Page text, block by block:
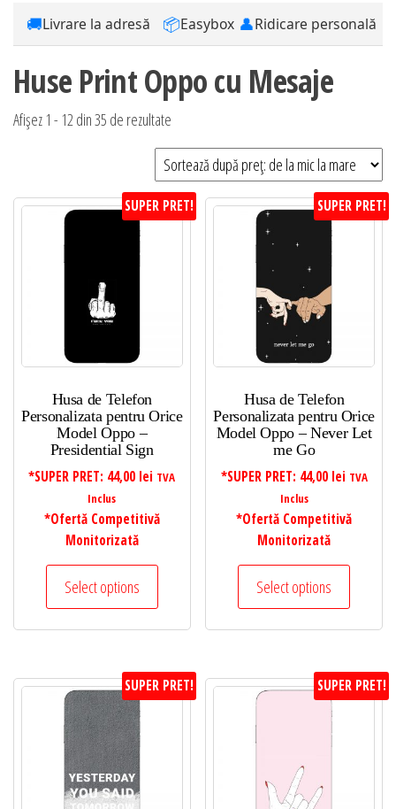
🚚Livrare la adresă 📦Easybox 👤Ridicare personală
Huse Print Oppo cu Mesaje
Afișez 1 - 12 din 35 de rezultate
după
preț:
de
la
SUPER PRET!
Husa de Telefon
Personalizata pentru Orice
Model Oppo –
Presidential Sign
*SUPER PRET: 44,00 lei TVA
Inclus
*Ofertă Competitivă
Monitorizată
Select options
SUPER PRET!
Husa de Telefon
Personalizata pentru Orice
Model Oppo – Never Let
me Go
*SUPER PRET: 44,00 lei TVA
Inclus
*Ofertă Competitivă
Monitorizată
Select options
SUPER PRET! SUPER PRET!